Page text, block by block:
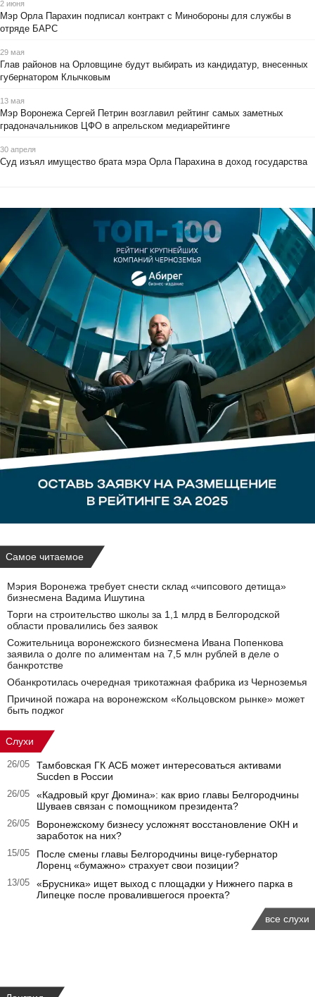
2 июня
Мэр Орла Парахин подписал контракт с Минобороны для службы в
отряде БАРС
29 мая
Глав районов на Орловщине будут выбирать из кандидатур, внесенных
губернатором Клычковым
13 мая
Мэр Воронежа Сергей Петрин возглавил рейтинг самых заметных
градоначальников ЦФО в апрельском медиарейтинге
30 апреля
Суд изъял имущество брата мэра Орла Парахина в доход государства
Самое читаемое
Мэрия Воронежа требует снести склад «чипсового детища»
бизнесмена Вадима Ишутина
Торги на строительство школы за 1,1 млрд в Белгородской
области провалились без заявок
Сожительница воронежского бизнесмена Ивана Попенкова
заявила о долге по алиментам на 7,5 млн рублей в деле о
банкротстве
Обанкротилась очередная трикотажная фабрика из Черноземья
Причиной пожара на воронежском «Кольцовском рынке» может
быть поджог
Слухи
26/05
Тамбовская ГК АСБ может интересоваться активами
Sucden в России
26/05
«Кадровый круг Дюмина»: как врио главы Белгородчины
Шуваев связан с помощником президента?
26/05
Воронежскому бизнесу усложнят восстановление ОКН и
заработок на них?
15/05
После смены главы Белгородчины вице-губернатор
Лоренц «бумажно» страхует свои позиции?
13/05
«Брусника» ищет выход с площадки у Нижнего парка в
Липецке после провалившегося проекта?
все слухи